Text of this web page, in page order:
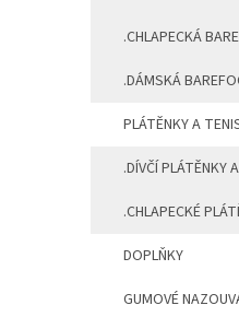
.CHLAPECKÁ
.DÁMSKÁ
PLÁTĚNKY A
.DÍVČÍ PLÁTĚNKY
.CHLAPECKÉ
DOPLŇKY
GUMOVÉ